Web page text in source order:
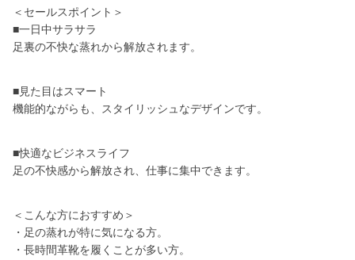
＜セールスポイント＞
■一日中サラサラ
足裏の不快な蒸れから解放されます。
■見た目はスマート
機能的ながらも、スタイリッシュなデザインです。
■快適なビジネスライフ
足の不快感から解放され、仕事に集中できます。
＜こんな方におすすめ＞
・足の蒸れが特に気になる方。
・長時間革靴を履くことが多い方。